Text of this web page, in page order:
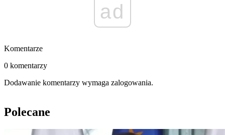
ad
Komentarze
0 komentarzy
Dodawanie komentarzy wymaga zalogowania.
Polecane